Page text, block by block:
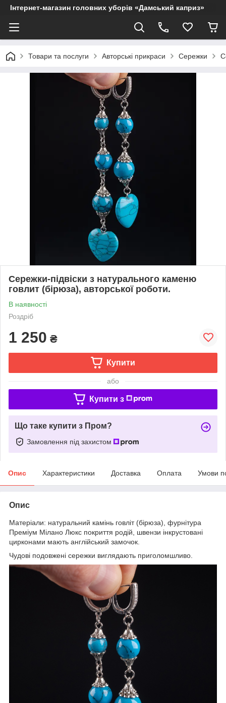
Інтернет-магазин головних уборів «Дамський каприз»
Товари та послуги Авторські прикраси Сережки
Сережки-підвіски з натурального каменю
говлит (бірюза), авторської роботи.
В наявності
Роздріб
1 250 ₴
Купити
або
Купити з
Що таке купити з Пром?
Замовлення під захистом
Опис Характеристики Доставка Оплата Умови
Опис
Матеріали: натуральний камінь говліт (бірюза), фурнітура
Преміум Мілано Люкс покриття родій, швензи інкрустовані
цирконами мають англійський замочок.
Чудові подовжені сережки виглядають приголомшливо.